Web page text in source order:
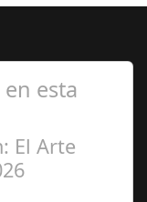
esta
El Arte